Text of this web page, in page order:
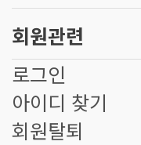
회원관련
로그인
아이디 찾기
회원탈퇴